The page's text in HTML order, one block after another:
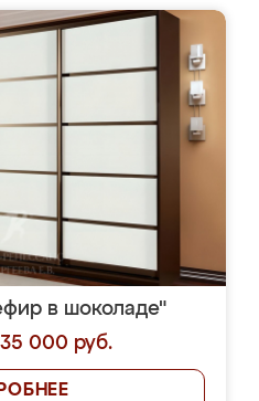
в шоколаде"
000 руб.